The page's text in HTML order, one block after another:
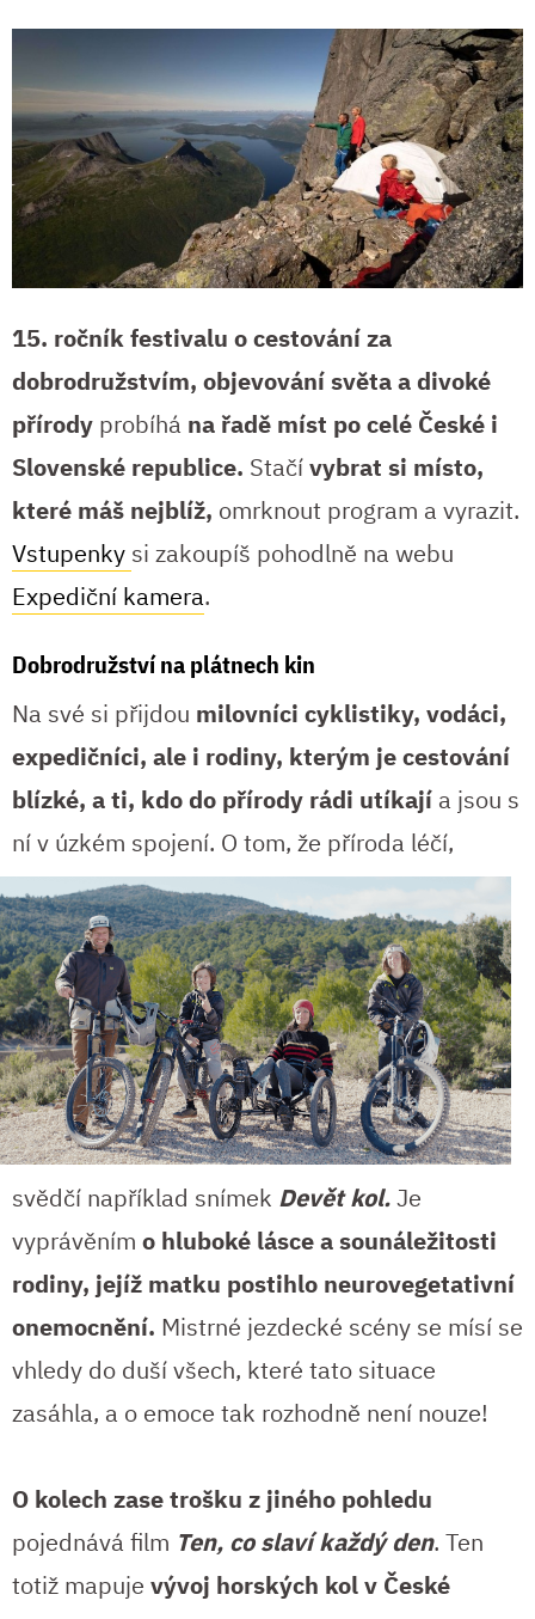
15. ročník festivalu o cestování za
dobrodružstvím, objevování světa a divoké
přírody probíhá na řadě míst po celé České i
Slovenské republice. Stačívybrat si místo,
které máš nejblíž, omrknout program a vyrazit.
Vstupenky si zakoupíš pohodlně na webu
Expediční kamera.
Dobrodružství na plátnech kin
Na své si přijdou milovníci cyklistiky, vodáci,
expedičníci, ale i rodiny, kterým je cestování
blízké, a ti, kdo do přírody rádi utíkají a jsou s
ní v úzkém spojení. O tom, že příroda léčí,
svědčí například snímek Devět kol.Je
vyprávěním o hluboké lásce a sounáležitosti
rodiny, jejíž matku postihlo neurovegetativní
onemocnění. Mistrné jezdecké scény se mísí se
vhledy do duší všech, které tato situace
zasáhla, a o emoce tak rozhodně není nouze!
O kolech zase trošku z jiného pohledu
pojednává film Ten, co slaví každý den. Ten
totiž mapuje vývoj horských kol v České